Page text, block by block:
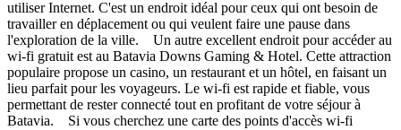
utiliser Internet. C'est un endroit idéal pour ceux qui ont besoin de
travailler en déplacement ou qui veulent faire une pause dans
l'exploration de la ville. Un autre excellent endroit pour accéder au
wi-fi gratuit est au Batavia Downs Gaming & Hotel. Cette attraction
populaire propose un casino, un restaurant et un hôtel, en faisant un
lieu parfait pour les voyageurs. Le wi-fi est rapide et fiable, vous
permettant de rester connecté tout en profitant de votre séjour à
Batavia. Si vous cherchez une carte des points d'accès wi-fi